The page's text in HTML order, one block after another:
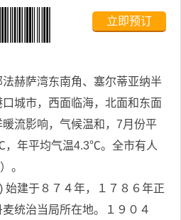
立即预订
赫萨湾东南角、塞尔蒂亚纳半
城市，西面临海，北面和东面
流影响，气候温和，7月份平
年平均气温4.3℃。全市有人
。
建于８７４年，１７８６年正
统治当局所在地。１９０４